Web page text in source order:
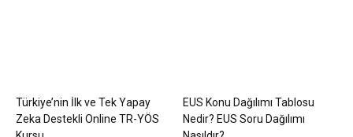
Türkiye’nin İlk ve Tek Yapay
Zeka Destekli Online TR-YÖS
EUS Konu Dağılımı Tablosu
Nedir? EUS Soru Dağılımı